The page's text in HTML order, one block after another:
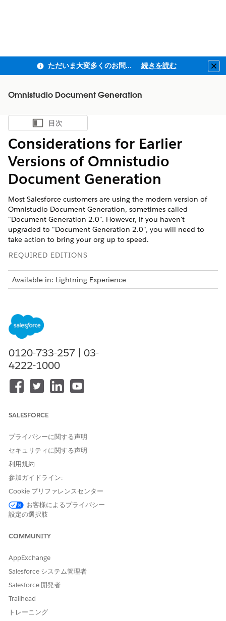
ただいま大変多くのお問い合わせをいただいており、ご連絡までにお時間を頂戴しております 続きを読む
Omnistudio Document Generation
目次を表示
目次
Considerations for Earlier
Versions of Omnistudio
Document Generation
Most Salesforce customers are using the modern version of
Omnistudio Document Generation, sometimes called
"Document Generation 2.0". However, if you haven't
upgraded to "Document Generation 2.0", you will need to
take action to bring your org up to speed.
REQUIRED EDITIONS
Available in: Lightning Experience
Version Considerations
If you are using the Summer '25 or later release, then
you're on the latest version of Omnistudio Document
Generation.
If you are using a release prior to Summer '25, contact
Salesforce Support. You must request to turn on the
Request Access for Vlocity Server-Side Document
If you're unsure where you fit in, we suggest that your
For more information about the change to Document
Generation 2.0 in Summer ’25
How Do I Verify That I'm Using Document Generation
2.0
producer if Document Generation 2.0 is being used.
この記事で問題は解決されましたか?
0120-733-257 | 03-
4222-1000
SALESFORCE
プライバシーに関する声明
セキュリティに関する声明
利用規約
参加ガイドライン:
Cookie プリファレンスセンター
お客様によるプライバシー
設定の選択肢
COMMUNITY
AppExchange
Salesforce システム管理者
Salesforce 開発者
Trailhead
トレーニング